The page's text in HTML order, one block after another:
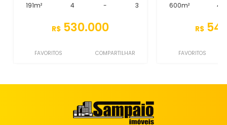
191m² 4 - 3
R$ 530.000
FAVORITOS COMPARTILHAR
600m² 4
R$
FAVORITOS